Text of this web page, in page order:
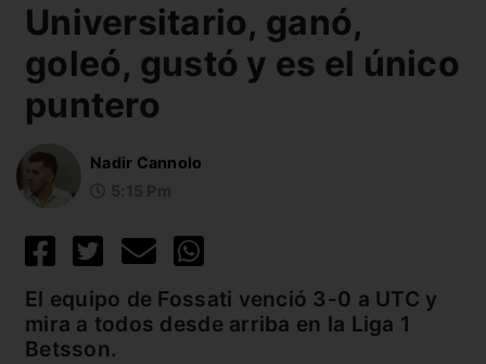
Universitario, ganó,
goleó, gustó y es el único
puntero
Nadir Cannolo
El equipo de Fossati venció 3-0 a UTC y
mira a todos desde arriba en la Liga 1
Betsson.